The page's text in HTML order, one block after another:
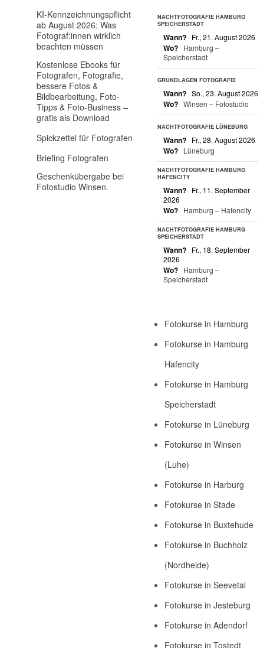
KI-Kennzeichnungspflicht
ab August 2026: Was
Fotograf:innen wirklich
beachten müssen
Kostenlose Ebooks für
Fotografen, Fotografie,
bessere Fotos &
Bildbearbeitung, Foto-
Tipps & Foto-Business –
gratis als Download
Spickzettel für Fotografen
Briefing Fotografen
Geschenkübergabe bei
Fotostudio Winsen.
NACHTFOTOGRAFIE HAMBURG
SPEICHERSTADT
Wann? Fr., 21. August 2026
Wo?
Hamburg –
Speicherstadt
GRUNDLAGEN FOTOGRAFIE
Wann? So., 23. August 2026
Wo? Winsen – Fotostudio
NACHTFOTOGRAFIE LÜNEBURG
Wann? Fr., 28. August 2026
Wo? Lüneburg
NACHTFOTOGRAFIE HAMBURG
HAFENCITY
Wann?
Fr., 11. September
2026
Wo? Hamburg – Hafencity
NACHTFOTOGRAFIE HAMBURG
SPEICHERSTADT
Wann?
Fr., 18. September
2026
Wo?
Hamburg –
Speicherstadt
Fotokurse in Hamburg
Fotokurse in Hamburg
Hafencity
Fotokurse in Hamburg
Speicherstadt
Fotokurse in Lüneburg
Fotokurse in Winsen
(Luhe)
Fotokurse in Harburg
Fotokurse in Stade
Fotokurse in Buxtehude
Fotokurse in Buchholz
(Nordheide)
Fotokurse in Seevetal
Fotokurse in Jesteburg
Fotokurse in Adendorf
Fotokurse in Tostedt